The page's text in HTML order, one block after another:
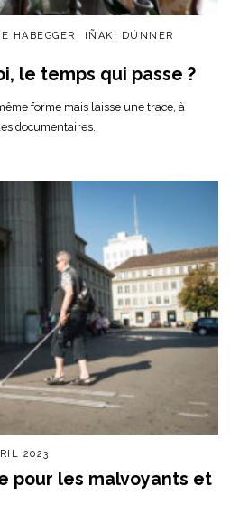
HABEGGER
IÑAKI DÜNNER
le temps qui passe ?
forme mais laisse une trace, à
documentaires.
2023
pour les malvoyants et